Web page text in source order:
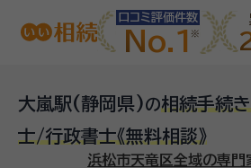
口コミ評価件数
No.1
大嵐駅(静岡県)の相続手続
士/行政書士《無料相談》
浜松市天竜区全域の専門